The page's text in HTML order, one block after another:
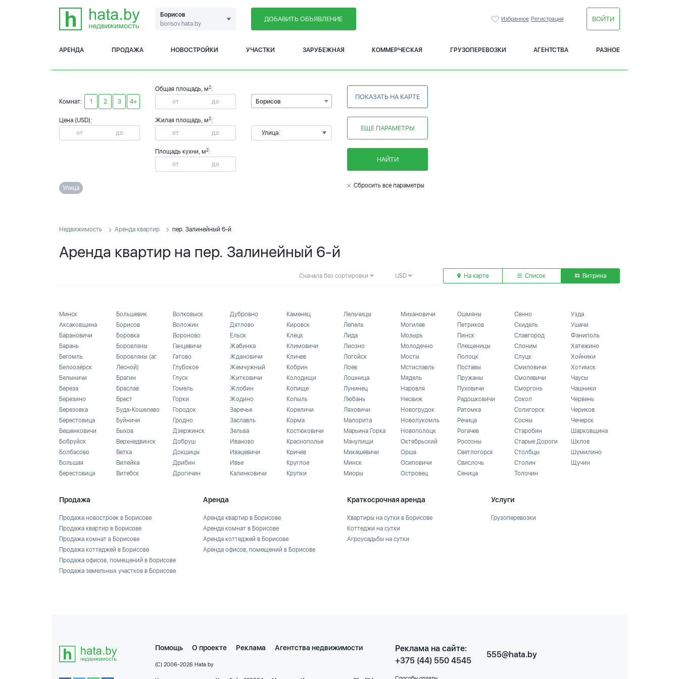
Борисов
borisov.hata.by
ДОБАВИТЬ ОБЪЯВЛЕНИЕ Избранное Регистрация ВОЙТИ
АРЕНДА ПРОДАЖА НОВОСТРОЙКИ УЧАСТКИ ЗАРУБЕЖНАЯ КОММЕРЧЕСКАЯ ГРУЗОПЕРЕВОЗКИ АГЕНТСТВА РАЗНОЕ
Комнат: 1 2 3 4+
Цена (USD):
Общая площадь, м2:
Жилая площадь, м2:
Площадь кухни, м2:
Борисов
Улица:
ПОКАЗАТЬ НА КАРТЕ
ЕЩЕ ПАРАМЕТРЫ
НАЙТИ
Улица Сбросить все параметры
Недвижимость Аренда квартир пер. Залинейный 6-й
Аренда квартир на пер. Залинейный 6-й
Сначала без сортировки USD На карте Список Витрина
Минск
Аксаковщина
Барановичи
Барань
Бегомль
Белоозёрск
Белыничи
Береза
Березино
Березовка
Берестовица
Бешенковичи
Бобруйск
Болбасово
Большая
Берестовица
Большевик
Борисов
Боровка
Боровляны
Боровляны (аг.
Лесной)
Брагин
Браслав
Брест
Буда-Кошелево
Буйничи
Быхов
Верхнедвинск
Ветка
Вилейка
Витебск
Волковыск
Воложин
Вороново
Ганцевичи
Гатово
Глубокое
Глуск
Гомель
Горки
Городок
Гродно
Дзержинск
Добруш
Докшицы
Дрибин
Дрогичин
Дубровно
Дятлово
Ельск
Жабинка
Ждановичи
Жемчужный
Житковичи
Жлобин
Жодино
Заречье
Заславль
Зельва
Иваново
Ивацевичи
Ивье
Калинковичи
Каменец
Кировск
Клецк
Климовичи
Кличев
Кобрин
Колодищи
Копище
Копыль
Кореличи
Корма
Костюковичи
Краснополье
Кричев
Круглое
Крупки
Лельчицы
Лепель
Лида
Лиозно
Логойск
Лоев
Лошница
Лунинец
Любань
Ляховичи
Малорита
Марьина Горка
Мачулищи
Микашевичи
Минск
Миоры
Михановичи
Могилев
Мозырь
Молодечно
Мосты
Мстиславль
Мядель
Наровля
Несвиж
Новогрудок
Новолукомль
Новополоцк
Октябрьский
Орша
Осиповичи
Островец
Ошмяны
Петриков
Пинск
Плещеницы
Полоцк
Поставы
Пружаны
Пуховичи
Радошковичи
Ратомка
Речица
Рогачев
Россоны
Светлогорск
Свислочь
Сеница
Сенно
Скидель
Славгород
Слоним
Слуцк
Смиловичи
Смолевичи
Сморгонь
Сокол
Солигорск
Сосны
Старобин
Старые Дороги
Столбцы
Столин
Толочин
Узда
Ушачи
Фаниполь
Хатежино
Хойники
Хотимск
Чаусы
Чашники
Червень
Чериков
Чечерск
Шарковщина
Шклов
Шумилино
Щучин
Продажа
Продажа новостроек в Борисове
Продажа квартир в Борисове
Продажа комнат в Борисове
Продажа коттеджей в Борисове
Продажа офисов, помещений в Борисове
Продажа земельных участков в Борисове
Аренда
Аренда квартир в Борисове
Аренда комнат в Борисове
Аренда коттеджей в Борисове
Аренда офисов, помещений в Борисове
Краткосрочная аренда
Квартиры на сутки в Борисове
Коттеджи на сутки
Агроусадьбы на сутки
Услуги
Грузоперевозки
Помощь О проекте Реклама Агентства недвижимости
(C) 2006-2026 Hata.by
Реклама на сайте:
+375 (44) 550 4545
555@hata.by